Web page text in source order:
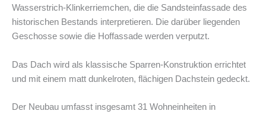
Wasserstrich-Klinkerriemchen, die die Sandsteinfassade des
historischen Bestands interpretieren. Die darüber liegenden
Geschosse sowie die Hoffassade werden verputzt.
Das Dach wird als klassische Sparren-Konstruktion errichtet
und mit einem matt dunkelroten, flächigen Dachstein gedeckt.
Der Neubau umfasst insgesamt 31 Wohneinheiten in